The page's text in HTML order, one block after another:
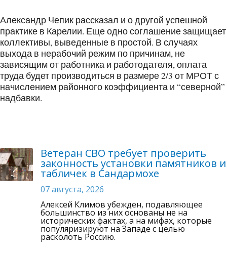
Александр Чепик рассказал и о другой успешной
практике в Карелии. Еще одно соглашение защищает
коллективы, выведенные в простой. В случаях
выхода в нерабочий режим по причинам, не
зависящим от работника и работодателя, оплата
труда будет производиться в размере 2/3 от МРОТ с
начислением районного коэффициента и “северной”
надбавки.
Ветеран СВО требует проверить
законность установки памятников и
табличек в Сандармохе
07 августа, 2026
Алексей Климов убежден, подавляющее
большинство из них основаны не на
исторических фактах, а на мифах, которые
популяризируют на Западе с целью
расколоть Россию.